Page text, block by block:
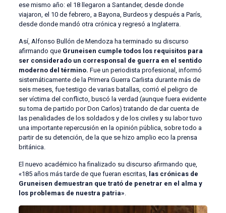
ese mismo año: el 18 llegaron a Santander, desde donde
viajaron, el 10 de febrero, a Bayona, Burdeos y después a París,
desde donde mandó otra crónica y regresó a Inglaterra.
Así, Alfonso Bullón de Mendoza ha terminado su discurso
afirmando que Gruneisen cumple todos los requisitos para
ser considerado un corresponsal de guerra en el sentido
moderno del término. Fue un periodista profesional, informó
sistemáticamente de la Primera Guerra Carlista durante más de
seis meses, fue testigo de varias batallas, corrió el peligro de
ser víctima del conflicto, buscó la verdad (aunque fuera evidente
su toma de partido por Don Carlos) tratando de dar cuenta de
las penalidades de los soldados y de los civiles y su labor tuvo
una importante repercusión en la opinión pública, sobre todo a
partir de su detención, de la que se hizo amplio eco la prensa
británica.
El nuevo académico ha finalizado su discurso afirmando que,
«185 años más tarde de que fueran escritas, las crónicas de
Gruneisen demuestran que trató de penetrar en el alma y
los problemas de nuestra patria».